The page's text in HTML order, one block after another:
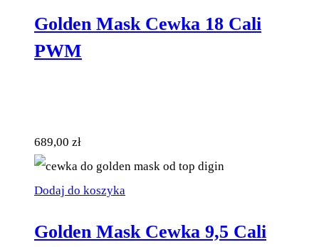
Golden Mask Cewka 18 Cali
PWM
689,00 zł
Dodaj do koszyka
Golden Mask Cewka 9,5 Cali